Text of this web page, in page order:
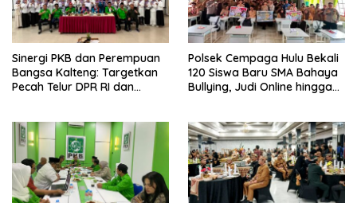
Sinergi PKB dan Perempuan
Bangsa Kalteng: Targetkan
Pecah Telur DPR RI dan
Polsek Cempaga Hulu Bekali
120 Siswa Baru SMA Bahaya
Bullying, Judi Online hingga